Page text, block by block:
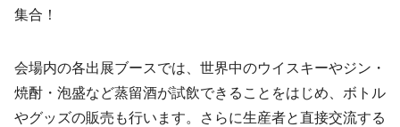
集合！
会場内の各出展ブースでは、世界中のウイスキーやジン・
焼酎・泡盛など蒸留酒が試飲できることをはじめ、ボトル
やグッズの販売も行います。さらに生産者と直接交流する